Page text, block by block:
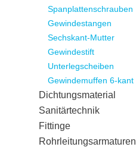
Spanplattenschrauben
Gewindestangen
Sechskant-Mutter
Gewindestift
Unterlegscheiben
Gewindemuffen 6-kant
Dichtungsmaterial
Sanitärtechnik
Fittinge
Rohrleitungsarmaturen